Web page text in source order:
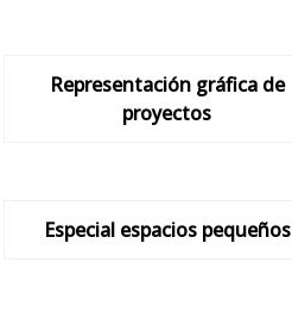
Representación gráfica de
proyectos
Especial espacios pequeños